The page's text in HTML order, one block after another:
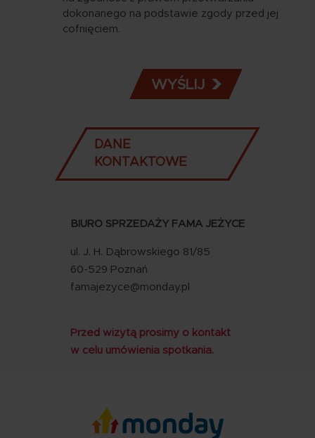
dokonanego na podstawie zgody przed jej
cofnięciem.
DANE
KONTAKTOWE
BIURO SPRZEDAŻY FAMA JEŻYCE
ul. J. H. Dąbrowskiego 81/85
60-529 Poznań
famajezyce@monday.pl
Przed wizytą prosimy o kontakt
w celu umówienia spotkania.